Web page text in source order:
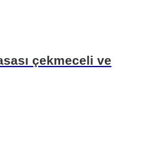
çekmeceli ve